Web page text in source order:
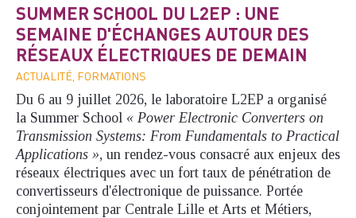
SUMMER SCHOOL DU L2EP : UNE
SEMAINE D'ÉCHANGES AUTOUR DES
RÉSEAUX ÉLECTRIQUES DE DEMAIN
ACTUALITÉ, FORMATIONS
Du 6 au 9 juillet 2026, le laboratoire L2EP a organisé
la Summer School « Power Electronic Converters on
Transmission Systems: From Fundamentals to Practical
Applications », un rendez-vous consacré aux enjeux des
réseaux électriques avec un fort taux de pénétration de
convertisseurs d'électronique de puissance. Portée
conjointement par Centrale Lille et Arts et Métiers,